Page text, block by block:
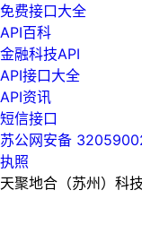
免费接口大全
API百科
金融科技API
API接口大全
API资讯
短信接口
苏公网安备
执照
天聚地合（苏州）科